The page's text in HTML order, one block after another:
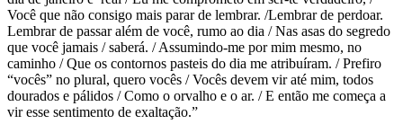
Você que não consigo mais parar de lembrar. /Lembrar de perdoar.
Lembrar de passar além de você, rumo ao dia / Nas asas do segredo
que você jamais / saberá. / Assumindo-me por mim mesmo, no
caminho / Que os contornos pasteis do dia me atribuíram. / Prefiro
“vocês” no plural, quero vocês / Vocês devem vir até mim, todos
dourados e pálidos / Como o orvalho e o ar. / E então me começa a
vir esse sentimento de exaltação.”